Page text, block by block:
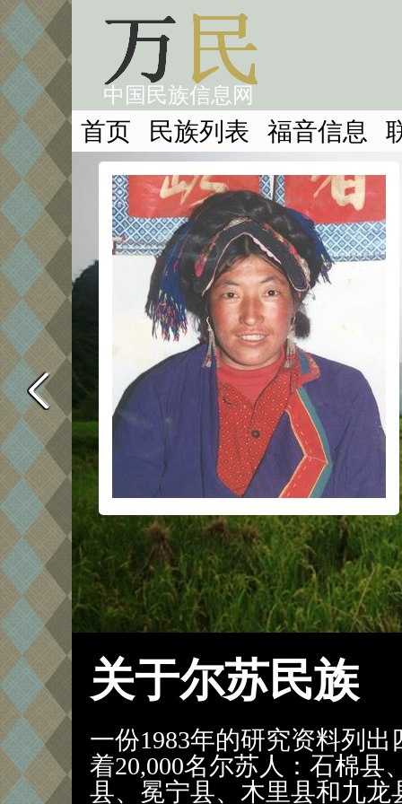
中国民族信息网
首页 民族列表 福音信息
关于尔苏民族
一份1983年的研究资料列
着20,000名尔苏人：石棉县
县、冕宁县、木里县和九